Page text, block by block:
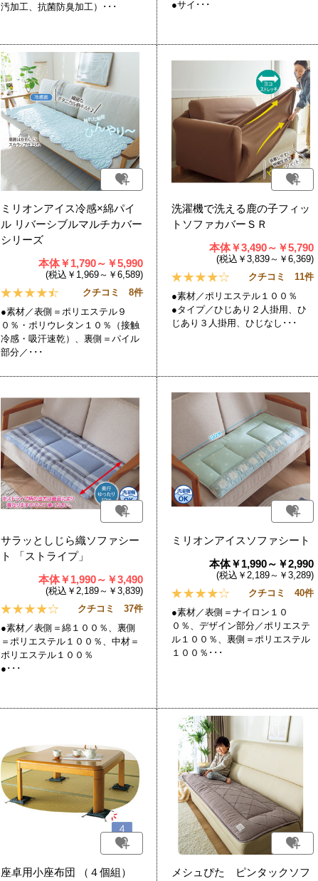
汚加工、抗菌防臭加工）･･･
●サイ･･･
ミリオンアイス冷感×綿パイ
ル リバーシブルマルチカバー
シリーズ
本体￥1,790～￥5,990
(税込￥1,969～￥6,589)
クチコミ 8件
●素材／表側＝ポリエステル９
０％・ポリウレタン１０％（接触
冷感・吸汗速乾）、裏側＝パイル
部分／･･･
洗濯機で洗える鹿の子フィッ
トソファカバーＳＲ
本体￥3,490～￥5,790
(税込￥3,839～￥6,369)
クチコミ 11件
●素材／ポリエステル１００％
●タイプ／ひじあり２人掛用、ひ
じあり３人掛用、ひじなし･･･
サラッとしじら織ソファシー
ト 「ストライプ」
本体￥1,990～￥3,490
(税込￥2,189～￥3,839)
クチコミ 37件
●素材／表側＝綿１００％、裏側
＝ポリエステル１００％、中材＝
ポリエステル１００％
●･･･
ミリオンアイスソファシート
本体￥1,990～￥2,990
(税込￥2,189～￥3,289)
クチコミ 40件
●素材／表側＝ナイロン１０
０％、デザイン部分／ポリエステ
ル１００％、裏側＝ポリエステル
１００％･･･
座卓用小座布団 （４個組）
メシュぴた ピンタックソフ